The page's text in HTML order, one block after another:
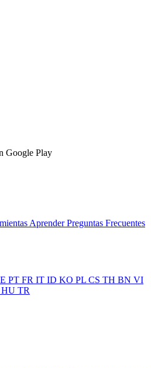
Google Play
AprenderPreguntas Frecuentes
PT FR IT ID KO PL CS TH BN VI
HU TR